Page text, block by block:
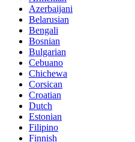
Azerbaijani
Belarusian
Bengali
Bosnian
Bulgarian
Cebuano
Chichewa
Corsican
Croatian
Dutch
Estonian
Filipino
Finnish